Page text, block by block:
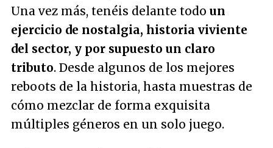
Una vez más, tenéis delante todo un
ejercicio de nostalgia, historia viviente
del sector, y por supuesto un claro
tributo. Desde algunos de los mejores
reboots de la historia, hasta muestras de
cómo mezclar de forma exquisita
múltiples géneros en un solo juego.